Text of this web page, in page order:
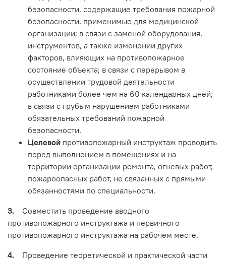
безопасности, содержащие требования пожарной
безопасности, применимые для медицинской
организации; в связи с заменой оборудования,
инструментов, а также изменении других
факторов, влияющих на противопожарное
состояние объекта; в связи с перерывом в
осуществлении трудовой деятельности
работниками более чем на 60 календарных дней;
в связи с грубым нарушением работниками
обязательных требований пожарной
безопасности.
Целевой противопожарный инструктаж проводить
перед выполнением в помещениях и на
территории организации ремонта, огневых работ,
пожароопасных работ, не связанных с прямыми
обязанностями по специальности.
3. Совместить проведение вводного
противопожарного инструктажа и первичного
противопожарного инструктажа на рабочем месте.
4. Проведение теоретической и практической части